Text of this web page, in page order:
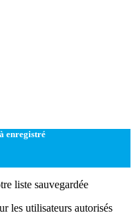
enregistré
liste sauvegardée
les utilisateurs autorisés